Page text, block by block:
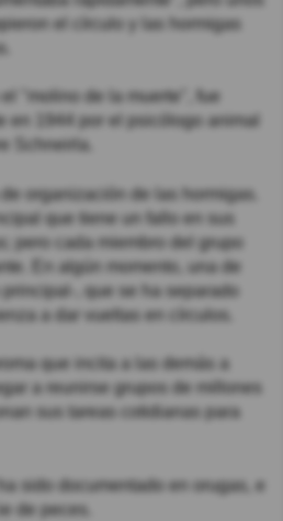
el círculo y las hormigas
"molino de la muerte", fue
en 1944 por el psicólogo animal
Schneirla.
organización de las hormigas.
que tiene un fallo en sus
pero cada miembro del grupo
En algún momento, una de
, que se ha separado
a dar vueltas en círculos.
que incita a las demás a
a reunirse grupos de millones
sus tareas cotidianas para
sido documentado en orugas, e
de peces.